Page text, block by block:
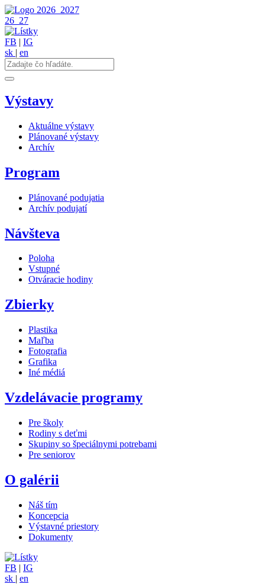
2026 2027
26 27
FB | IG
sk | en
Výstavy
Aktuálne výstavy
Plánované výstavy
Archív
Program
Plánované podujatia
Archív podujatí
Návšteva
Poloha
Vstupné
Otváracie hodiny
Zbierky
Plastika
Maľba
Fotografia
Grafika
Iné médiá
Vzdelávacie programy
Pre školy
Rodiny s deťmi
Skupiny so špeciálnymi potrebami
Pre seniorov
O galérii
Náš tím
Koncepcia
Výstavné priestory
Dokumenty
FB | IG
sk | en